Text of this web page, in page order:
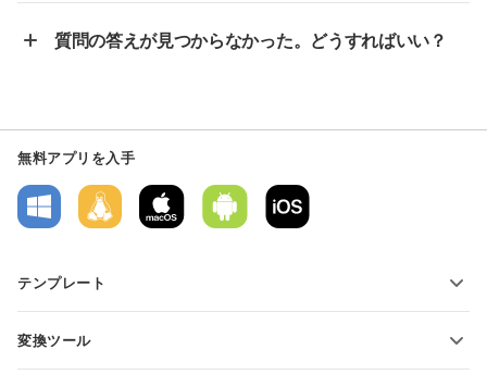
質問の答えが見つからなかった。どうすればいい？
無料アプリを入手
テンプレート
テキスト文書テンプレート
変換ツール